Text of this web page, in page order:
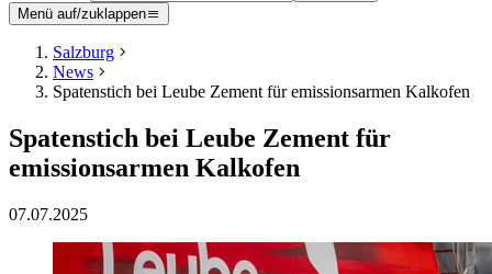
Menü auf/zuklappen
Salzburg
News
Spatenstich bei Leube Zement für emissionsarmen Kalkofen
Spatenstich bei Leube Zement für
emissionsarmen Kalkofen
07.07.2025